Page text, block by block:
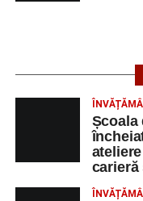
Școala
carieră